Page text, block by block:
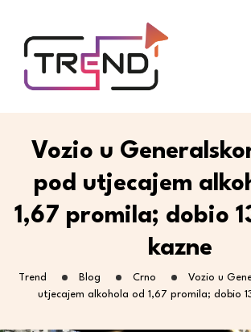
Vozio u
pod utjecajem
1,67 promila; dobio
kazne
Trend Blog Crno
Vozio u
utjecajem alkohola od 1,67 promila; dobio